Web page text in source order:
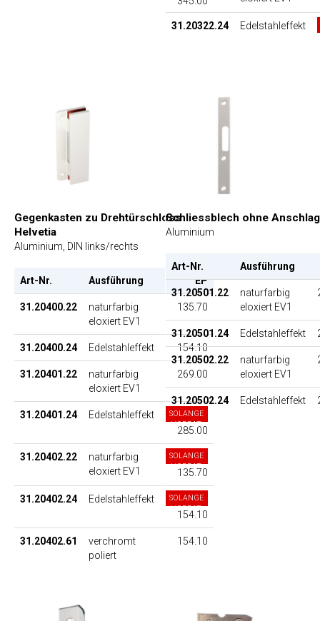
31.20322.24 Edelstahleffekt
Gegenkasten zu Drehtürschloss
Helvetia
Aluminium, DIN links/rechts
Art-Nr. Ausführung EP
31.20400.22
naturfarbig
eloxiert EV1
135.70
31.20400.24 Edelstahleffekt 154.10
31.20401.22
naturfarbig
eloxiert EV1
269.00
31.20401.24 Edelstahleffekt
SOLANGE
VORRAT
285.00
31.20402.22
naturfarbig
eloxiert EV1
SOLANGE
VORRAT
135.70
31.20402.24 Edelstahleffekt
SOLANGE
VORRAT
154.10
31.20402.61
verchromt
poliert
154.10
Schliessblech ohne Anschlag
Aluminium
Art-Nr. Ausführung
31.20501.22
naturfarbig
eloxiert EV1
31.20501.24 Edelstahleffekt
31.20502.22
naturfarbig
eloxiert EV1
31.20502.24 Edelstahleffekt